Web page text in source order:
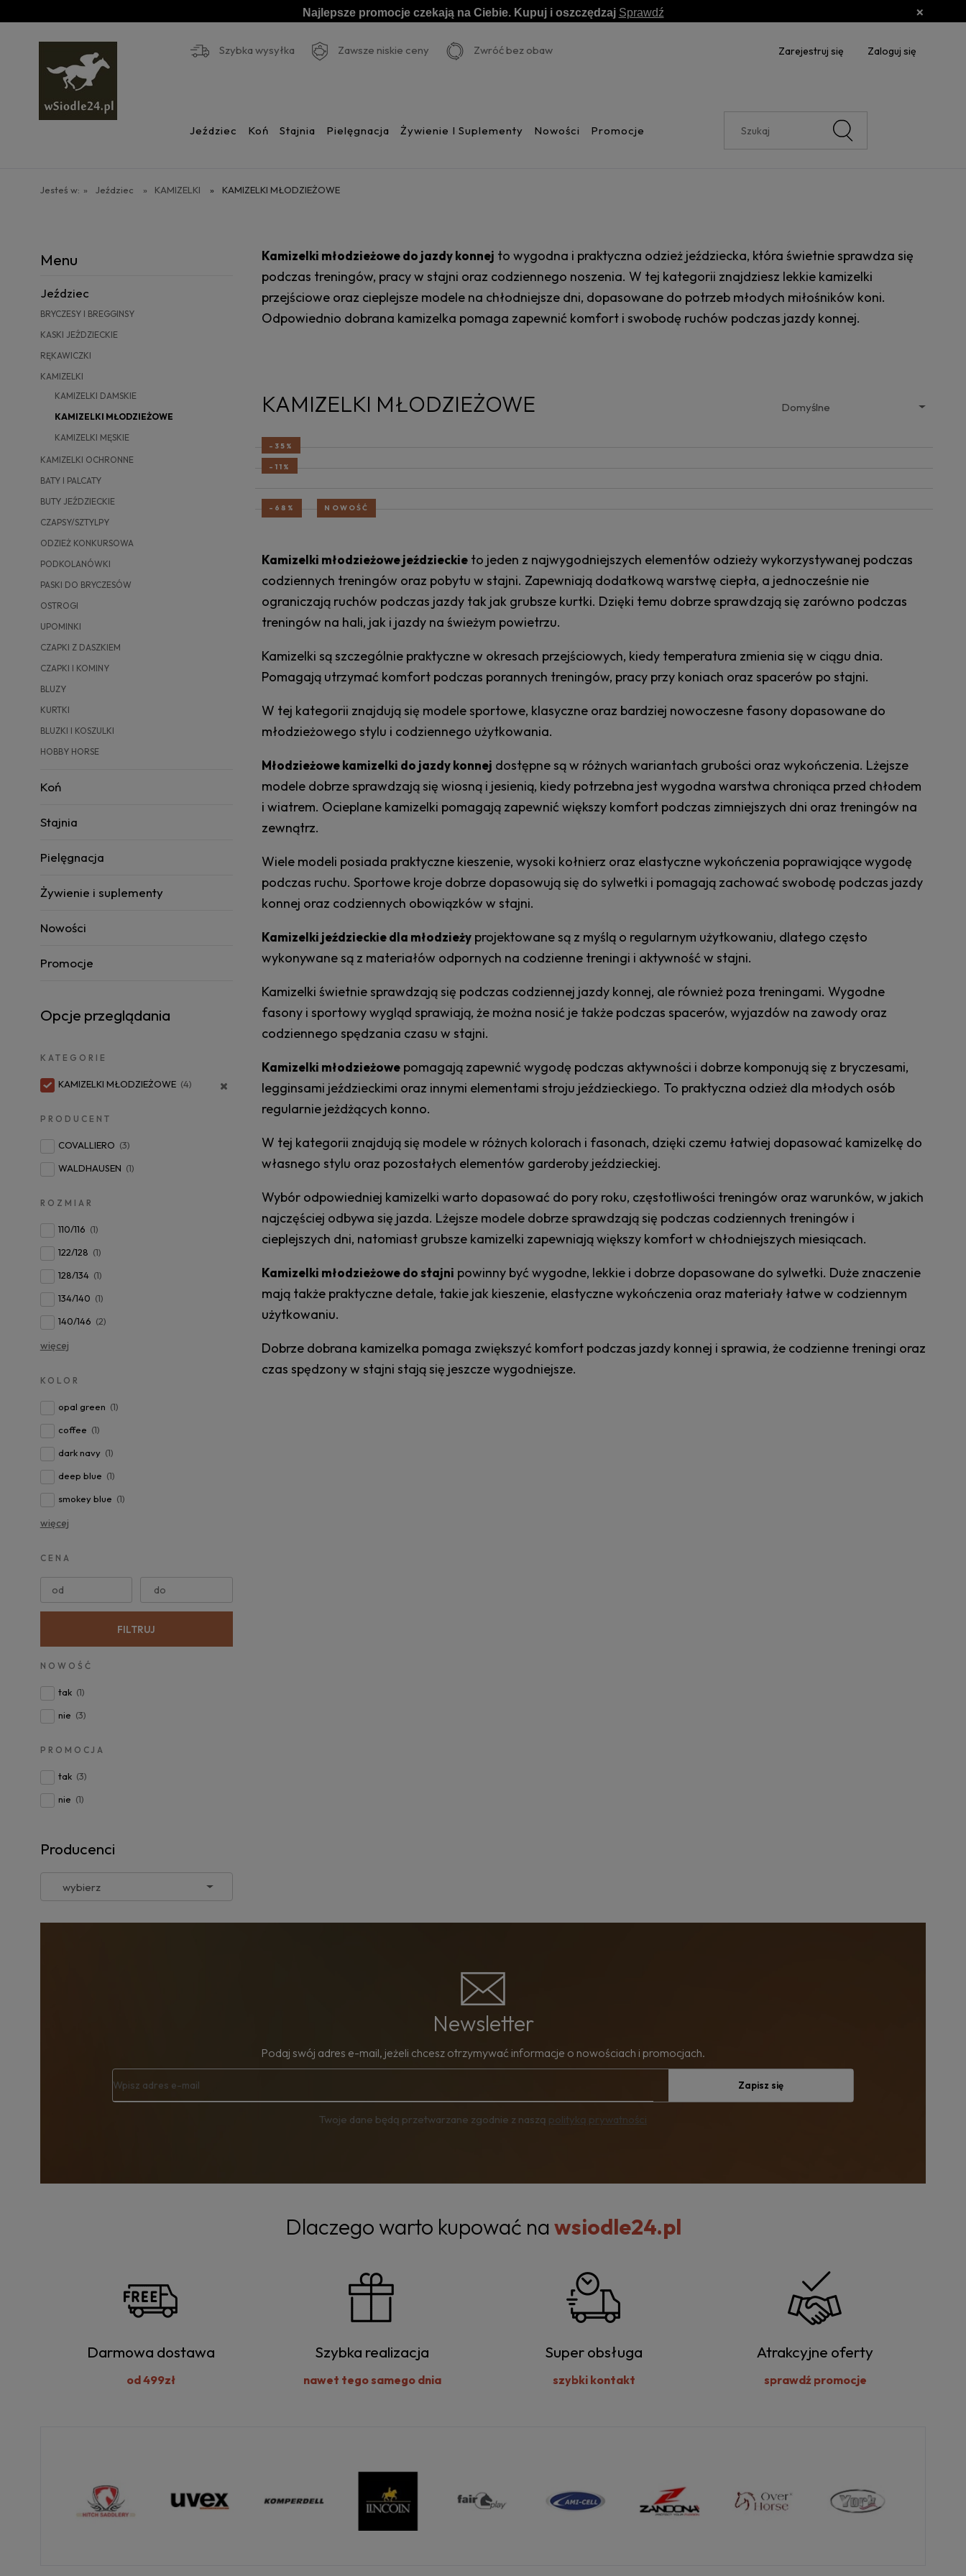
Najlepsze promocje czekają na Ciebie. Kupuj i oszczędzaj Sprawdź
Szybka wysyłka Zawsze niskie ceny Zwróć bez obaw Zarejestruj się Zaloguj się
Jeździec Koń Stajnia Pielęgnacja Żywienie I Suplementy Nowości Promocje
Jesteś w: » Jeździec » KAMIZELKI » KAMIZELKI MŁODZIEŻOWE
Menu
Jeździec
BRYCZESY I BREGGINSY
KASKI JEŹDZIECKIE
RĘKAWICZKI
KAMIZELKI
KAMIZELKI DAMSKIE
KAMIZELKI MŁODZIEŻOWE
KAMIZELKI MĘSKIE
KAMIZELKI OCHRONNE
BATY I PALCATY
BUTY JEŹDZIECKIE
CZAPSY/SZTYLPY
ODZIEŻ KONKURSOWA
PODKOLANÓWKI
PASKI DO BRYCZESÓW
OSTROGI
UPOMINKI
CZAPKI Z DASZKIEM
CZAPKI I KOMINY
BLUZY
KURTKI
BLUZKI I KOSZULKI
HOBBY HORSE
Koń
Stajnia
Pielęgnacja
Żywienie i suplementy
Nowości
Promocje
Opcje przeglądania
KATEGORIE
KAMIZELKI MŁODZIEŻOWE (4)
PRODUCENT
COVALLIERO (3)
WALDHAUSEN (1)
ROZMIAR
110/116 (1)
122/128 (1)
128/134 (1)
134/140 (1)
140/146 (2)
więcej
KOLOR
opal green (1)
coffee (1)
dark navy (1)
deep blue (1)
smokey blue (1)
więcej
CENA
od do
FILTRUJ
NOWOŚĆ
tak (1)
nie (3)
PROMOCJA
tak (3)
nie (1)
Producenci
Kamizelki młodzieżowe do jazdy konnej to wygodna i praktyczna odzież jeździecka, która świetnie sprawdza się
podczas treningów, pracy w stajni oraz codziennego noszenia. W tej kategorii znajdziesz lekkie kamizelki
przejściowe oraz cieplejsze modele na chłodniejsze dni, dopasowane do potrzeb młodych miłośników koni.
Odpowiednio dobrana kamizelka pomaga zapewnić komfort i swobodę ruchów podczas jazdy konnej.
KAMIZELKI MŁODZIEŻOWE
-35%
-11%
-68% NOWOŚĆ
Kamizelki młodzieżowe jeździeckieto jeden z najwygodniejszych elementów odzieży wykorzystywanej podczas
codziennych treningów oraz pobytu w stajni. Zapewniają dodatkową warstwę ciepła, a jednocześnie nie
ograniczają ruchów podczas jazdy tak jak grubsze kurtki. Dzięki temu dobrze sprawdzają się zarówno podczas
treningów na hali, jak i jazdy na świeżym powietrzu.
Kamizelki są szczególnie praktyczne w okresach przejściowych, kiedy temperatura zmienia się w ciągu dnia.
Pomagają utrzymać komfort podczas porannych treningów, pracy przy koniach oraz spacerów po stajni.
W tej kategorii znajdują się modele sportowe, klasyczne oraz bardziej nowoczesne fasony dopasowane do
młodzieżowego stylu i codziennego użytkowania.
Młodzieżowe kamizelki do jazdy konnej dostępne są w różnych wariantach grubości oraz wykończenia. Lżejsze
modele dobrze sprawdzają się wiosną i jesienią, kiedy potrzebna jest wygodna warstwa chroniąca przed chłodem
i wiatrem. Ocieplane kamizelki pomagają zapewnić większy komfort podczas zimniejszych dni oraz treningów na
zewnątrz.
Wiele modeli posiada praktyczne kieszenie, wysoki kołnierz oraz elastyczne wykończenia poprawiające wygodę
podczas ruchu. Sportowe kroje dobrze dopasowują się do sylwetki i pomagają zachować swobodę podczas jazdy
konnej oraz codziennych obowiązków w stajni.
Kamizelki jeździeckie dla młodzieżyprojektowane są z myślą o regularnym użytkowaniu, dlatego często
wykonywane są z materiałów odpornych na codzienne treningi i aktywność w stajni.
Kamizelki świetnie sprawdzają się podczas codziennej jazdy konnej, ale również poza treningami. Wygodne
fasony i sportowy wygląd sprawiają, że można nosić je także podczas spacerów, wyjazdów na zawody oraz
codziennego spędzania czasu w stajni.
Kamizelki młodzieżowepomagają zapewnić wygodę podczas aktywności i dobrze komponują się z bryczesami,
legginsami jeździeckimi oraz innymi elementami stroju jeździeckiego. To praktyczna odzież dla młodych osób
regularnie jeżdżących konno.
W tej kategorii znajdują się modele w różnych kolorach i fasonach, dzięki czemu łatwiej dopasować kamizelkę do
własnego stylu oraz pozostałych elementów garderoby jeździeckiej.
Wybór odpowiedniej kamizelki warto dopasować do pory roku, częstotliwości treningów oraz warunków, w jakich
najczęściej odbywa się jazda. Lżejsze modele dobrze sprawdzają się podczas codziennych treningów i
cieplejszych dni, natomiast grubsze kamizelki zapewniają większy komfort w chłodniejszych miesiącach.
Kamizelki młodzieżowe do stajni powinny być wygodne, lekkie i dobrze dopasowane do sylwetki. Duże znaczenie
mają także praktyczne detale, takie jak kieszenie, elastyczne wykończenia oraz materiały łatwe w codziennym
użytkowaniu.
Dobrze dobrana kamizelka pomaga zwiększyć komfort podczas jazdy konnej i sprawia, że codzienne treningi oraz
czas spędzony w stajni stają się jeszcze wygodniejsze.
Newsletter
Podaj swój adres e-mail, jeżeli chcesz otrzymywać informacje o nowościach i promocjach.
Zapisz się
Twoje dane będą przetwarzane zgodnie z naszą polityką prywatności
Dlaczego warto kupować na wsiodle24.pl
Darmowa dostawa
od 499zł
Szybka realizacja
nawet tego samego dnia
Super obsługa
szybki kontakt
Atrakcyjne oferty
sprawdź promocje